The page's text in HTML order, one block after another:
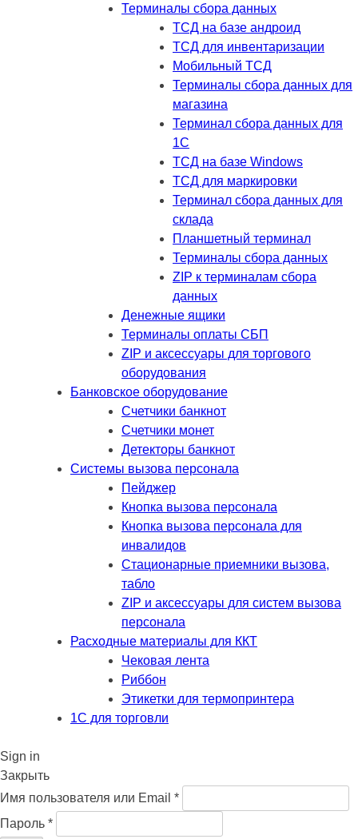
Терминалы сбора данных
ТСД на базе андроид
ТСД для инвентаризации
Мобильный ТСД
Терминалы сбора данных для
магазина
Терминал сбора данных для
1C
ТСД на базе Windows
ТСД для маркировки
Терминал сбора данных для
склада
Планшетный терминал
Терминалы сбора данных
ZIP к терминалам сбора
данных
Денежные ящики
Терминалы оплаты СБП
ZIP и аксессуары для торгового
оборудования
Банковское оборудование
Счетчики банкнот
Счетчики монет
Детекторы банкнот
Системы вызова персонала
Пейджер
Кнопка вызова персонала
Кнопка вызова персонала для
инвалидов
Стационарные приемники вызова,
табло
ZIP и аксессуары для систем вызова
персонала
Расходные материалы для ККТ
Чековая лента
Риббон
Этикетки для термопринтера
1С для торговли
Sign in
Закрыть
Имя пользователя или Email *Обязательно
Пароль *Обязательно